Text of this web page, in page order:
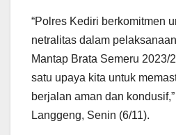
“Polres Kediri berkomitmen
netralitas dalam
Mantap Brata Semeru 2023/
satu upaya kita untuk
berjalan aman dan
Langgeng, Senin (6/11).